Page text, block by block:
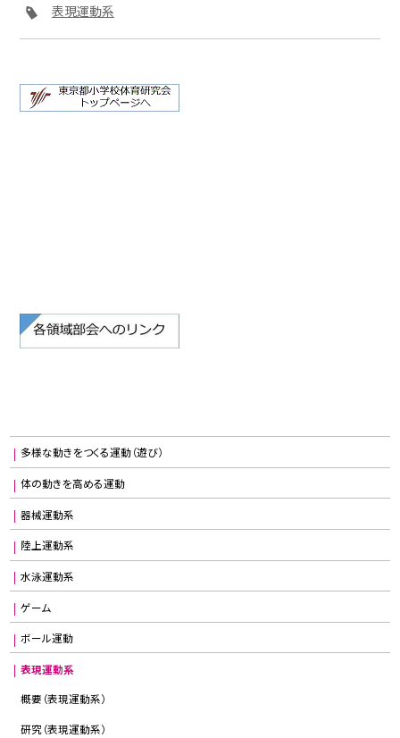
表現運動系
多様な動きをつくる運動（遊び）
体の動きを高める運動
器械運動系
陸上運動系
水泳運動系
ゲーム
ボール運動
表現運動系
概要（表現運動系）
研究（表現運動系）